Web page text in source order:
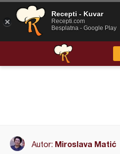
Autor: Miroslava Matić
Recepti - Kuvar
Recepti.com
Besplatna - Google Play